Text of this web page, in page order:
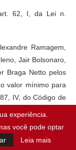
62, I, da Lei n.
Ramagem,
Jair Bolsonaro,
Braga Netto pelos
valor mínimo para
IV, do Código de
experiência.
você pode optar
Leia mais